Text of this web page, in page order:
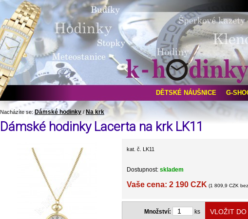
Nacházíte se: Dámské hodinky / Na krk
Dámské hodinky Lacerta na krk LK11
kat. č. LK11
Dostupnost: skladem
Vaše cena: 2 190 CZK (1 809,9 CZK
Množství: ks
DĚTSKÉ NÁUŠNICE G-